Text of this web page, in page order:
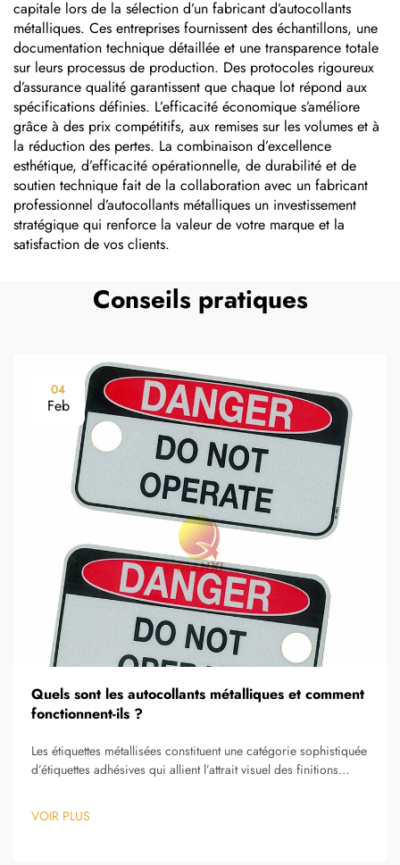
capitale lors de la sélection d’un fabricant d’autocollants
métalliques. Ces entreprises fournissent des échantillons, une
documentation technique détaillée et une transparence totale
sur leurs processus de production. Des protocoles rigoureux
d’assurance qualité garantissent que chaque lot répond aux
spécifications définies. L’efficacité économique s’améliore
grâce à des prix compétitifs, aux remises sur les volumes et à
la réduction des pertes. La combinaison d’excellence
esthétique, d’efficacité opérationnelle, de durabilité et de
soutien technique fait de la collaboration avec un fabricant
professionnel d’autocollants métalliques un investissement
stratégique qui renforce la valeur de votre marque et la
satisfaction de vos clients.
Conseils pratiques
04
Feb
Quels sont les autocollants métalliques et comment
fonctionnent-ils ?
Les étiquettes métallisées constituent une catégorie sophistiquée
d’étiquettes adhésives qui allient l’attrait visuel des finitions
d’étiquettes. Ces produits spécialisés utilisent des procédés de
fabrication avancés…
VOIR PLUS